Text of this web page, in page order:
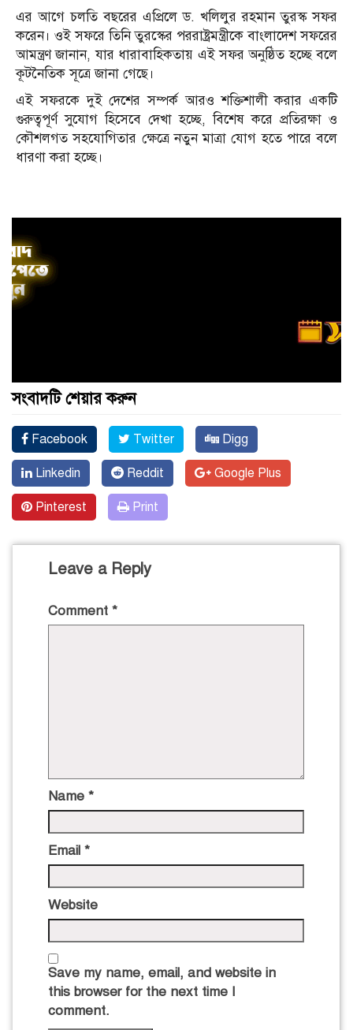
এর আগে চলতি বছরের এপ্রিলে ড. খলিলুর রহমান তুরস্ক সফর
করেন। ওই সফরে তিনি তুরস্কের পররাষ্ট্রমন্ত্রীকে বাংলাদেশ সফরের
আমন্ত্রণ জানান, যার ধারাবাহিকতায় এই সফর অনুষ্ঠিত হচ্ছে বলে
কূটনৈতিক সূত্রে জানা গেছে।
এই সফরকে দুই দেশের সম্পর্ক আরও শক্তিশালী করার একটি
গুরুত্বপূর্ণ সুযোগ হিসেবে দেখা হচ্ছে, বিশেষ করে প্রতিরক্ষা ও
কৌশলগত সহযোগিতার ক্ষেত্রে নতুন মাত্রা যোগ হতে পারে বলে
ধারণা করা হচ্ছে।
সংবাদটি শেয়ার করুন
Facebook Twitter Digg
Linkedin Reddit Google Plus
Pinterest Print
Leave a Reply
Comment *
Name *
Email *
Website
Save my name, email, and website in
this browser for the next time I
comment.